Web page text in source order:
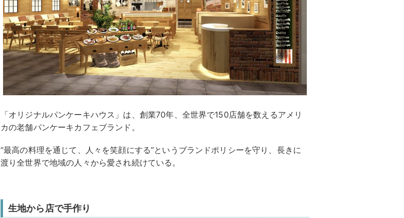
「オリジナルパンケーキハウス」は、創業70年、全世界で150店舗を数えるアメリ
カの老舗パンケーキカフェブランド。
“最高の料理を通じて、人々を笑顔にする”というブランドポリシーを守り、長きに
渡り全世界で地域の人々から愛され続けている。
生地から店で手作り